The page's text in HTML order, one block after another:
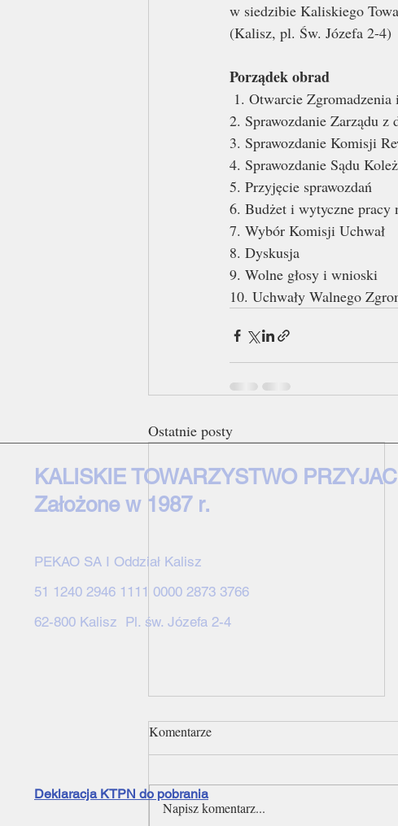
w siedzibie Kaliskiego
(Kalisz, pl. Św. Józefa 2-4)
Porządek obrad
1. Otwarcie
2. Sprawozdanie Zarządu z
3. Sprawozdanie Komisji
4. Sprawozdanie Sądu
5. Przyjęcie sprawozdań
6. Budżet i wytyczne pracy
7. Wybór Komisji Uchwał
8. Dyskusja
9. Wolne głosy i wnioski
10. Uchwały Walnego
Ostatnie posty
Komentarze
Napisz komentarz...
KALISKIE TOWARZYSTWO
Założone w 1987 r.
PEKAO SA I Oddział Kalisz
51 1240 2946 1111 0000 2873 3766
62-800 Kalisz Pl. św. Józefa 2-4
Deklaracja KTPN do pobrania